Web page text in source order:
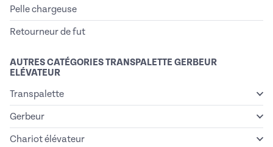
Pelle chargeuse
Retourneur de fut
AUTRES CATÉGORIES TRANSPALETTE GERBEUR
ELÉVATEUR
Transpalette
Gerbeur
Chariot élévateur